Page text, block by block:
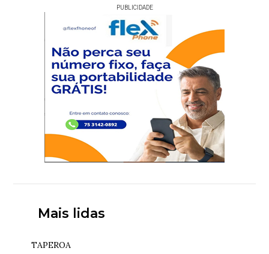
PUBLICIDADE
Mais lidas
TAPEROA